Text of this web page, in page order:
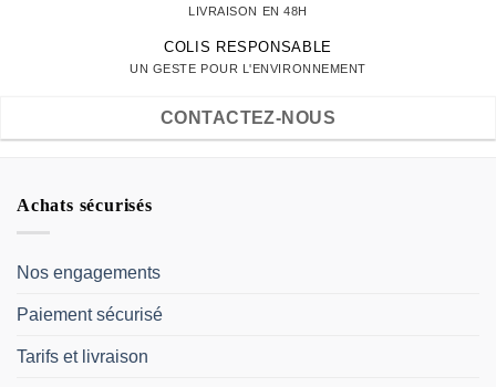
LIVRAISON EN 48H
COLIS RESPONSABLE
UN GESTE POUR L'ENVIRONNEMENT
CONTACTEZ-NOUS
Achats sécurisés
Nos engagements
Paiement sécurisé
Tarifs et livraison